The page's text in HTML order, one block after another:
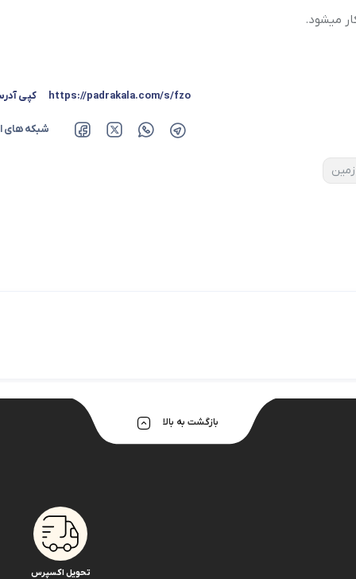
میشود.
https://padrakala.com/s/fzo کپی
شبکه های
بازگشت به بالا
تحویل اکسپرس